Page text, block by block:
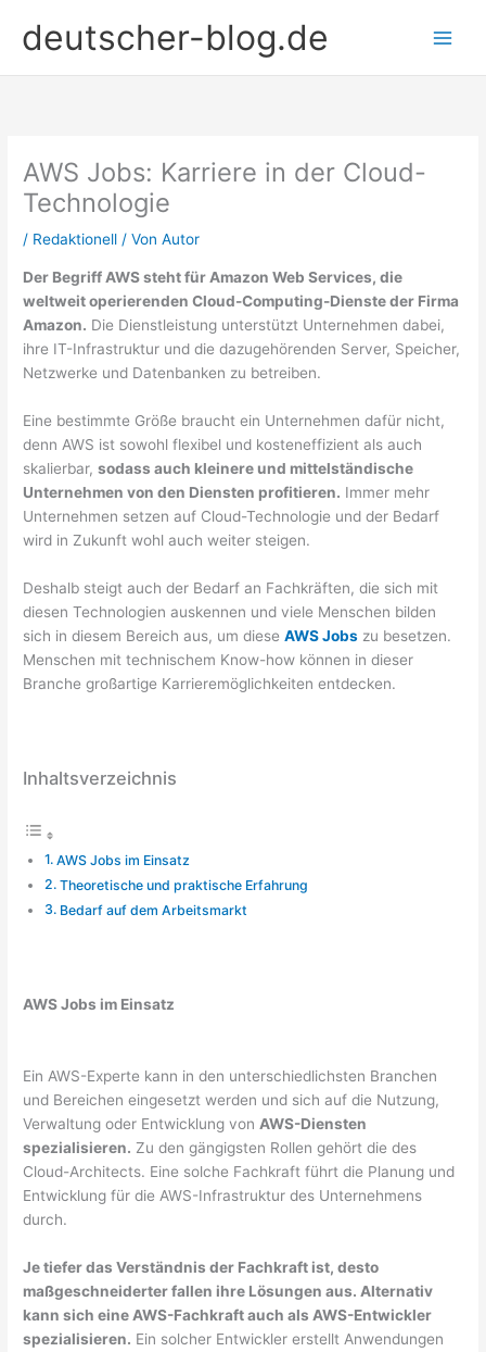
Inhaltdeutscher-blog.de
AWS Jobs: Karriere in der Cloud-
Technologie
/ Redaktionell / VonAutor
Der Begriff AWS steht für Amazon Web Services, die
weltweit operierenden Cloud-Computing-Dienste der Firma
Amazon. Die Dienstleistung unterstützt Unternehmen dabei,
ihre IT-Infrastruktur und die dazugehörenden Server, Speicher,
Netzwerke und Datenbanken zu betreiben.
Eine bestimmte Größe braucht ein Unternehmen dafür nicht,
denn AWS ist sowohl flexibel und kosteneffizient als auch
skalierbar,sodass auch kleinere und mittelständische
Unternehmen von den Diensten profitieren. Immer mehr
Unternehmen setzen auf Cloud-Technologie und der Bedarf
wird in Zukunft wohl auch weiter steigen.
Deshalb steigt auch der Bedarf an Fachkräften, die sich mit
diesen Technologien auskennen und viele Menschen bilden
sich in diesem Bereich aus, um dieseAWS Jobs zu besetzen.
Menschen mit technischem Know-how können in dieser
Branche großartige Karrieremöglichkeiten entdecken.
Inhaltsverzeichnis
AWS Jobs im Einsatz
Theoretische und praktische Erfahrung
Bedarf auf dem Arbeitsmarkt
AWS Jobs im Einsatz
Ein AWS-Experte kann in den unterschiedlichsten Branchen
und Bereichen eingesetzt werden und sich auf die Nutzung,
Verwaltung oder Entwicklung von AWS-Diensten
spezialisieren. Zu den gängigsten Rollen gehört die des
Cloud-Architects. Eine solche Fachkraft führt die Planung und
Entwicklung für die AWS-Infrastruktur des Unternehmens
durch.
Je tiefer das Verständnis der Fachkraft ist, desto
maßgeschneiderter fallen ihre Lösungen aus. Alternativ
kann sich eine AWS-Fachkraft auch als AWS-Entwickler
spezialisieren. Ein solcher Entwickler erstellt Anwendungen